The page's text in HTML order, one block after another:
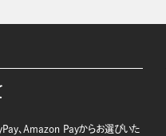
、Amazon Payからお選びいた